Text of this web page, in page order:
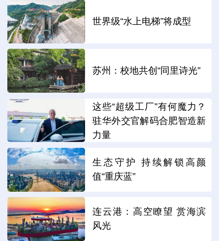
世界级“水上电梯”将成型
苏州：校地共创“同里诗光”
这些“超级工厂”有何魔力？
驻华外交官解码合肥智造新
力量
生态守护 持续解锁高颜
值“重庆蓝”
连云港：高空瞭望 赏海滨
风光